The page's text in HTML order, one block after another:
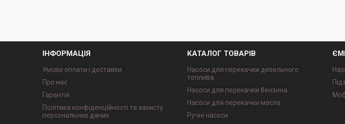
ІНФОРМАЦІЯ
Умови оплати і доставки
Про нас
Гарантія
Політика конфіденційності та захисту
персональних даних
КАТАЛОГ ТОВАРІВ
Насоси для перекачки дизельного
топлива
Насоси для перекачки бензина
Насоси для перекачки масла
Ручні насоси